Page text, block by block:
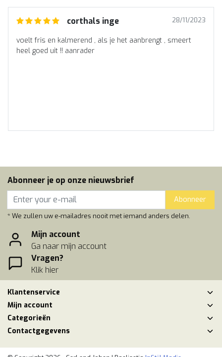
corthals inge 28/11/2023
voelt fris en kalmerend , als je het aanbrengt , smeert
heel goed uit !! aanrader
Abonneer je op onze nieuwsbrief
Abonneer
* We zullen uw e-mailadres nooit met iemand anders delen.
Mijn account
Ga naar mijn account
Vragen?
Klik hier
Klantenservice
Mijn account
Categorieën
Contactgegevens